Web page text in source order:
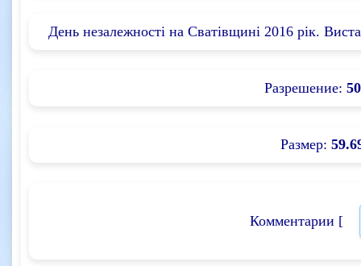
День незалежності на Сватівщині 2016 рік.
Разрешение:
Размер:
Комментарии [